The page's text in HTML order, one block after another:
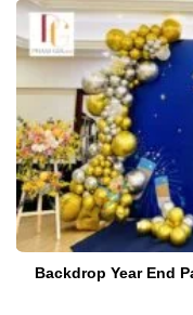
Backdrop Year End